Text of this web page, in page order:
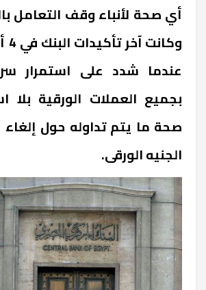
أي صحة لأنباء وقف التعامل
عندما شدد على استمرار
بجميع العملات الورقية بلا
صحة ما يتم تداوله حول إلغاء
الجنيه الورقى.